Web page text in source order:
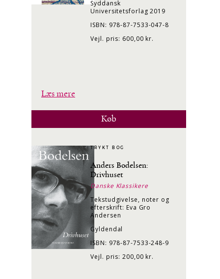
Syddansk
Universitetsforlag 2019
ISBN: 978-87-7533-047-8
Vejl. pris: 600,00 kr.
Læs mere
Køb
TRYKT BOG
Anders Bodelsen:
Drivhuset
Danske Klassikere
Tekstudgivelse, noter og
efterskrift: Eva Gro
Andersen
Gyldendal
ISBN: 978-87-7533-248-9
Vejl. pris: 200,00 kr.